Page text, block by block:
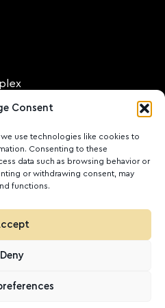
Consent
use technologies like cookies to
Consenting to these
data such as browsing behavior or
or withdrawing consent, may
functions.
Deny
Facebook
Politika ta’ Privatezza